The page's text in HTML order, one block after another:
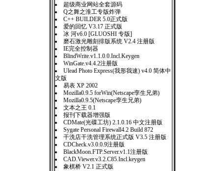
超级商业网站全套源码
Q之舞之淮工专版炸弹
C++ BUILDER 5.0正式版
爱的回忆 V3.17 正式版
冰 河v6.0 [GLUOSHI 专版]
磨石激光雕刻排版系统 V2.4 注册版
IE完全控制器
BlindWrite.v1.1.0.0.Incl.Keygen
WinGate.v4.4.2注册版
Ulead Photo Express(我形我速) v4.0 简体中
文版
易表 XP 2002
Mozilla0.9.5 forWin(Netscape孪生兄弟)
Mozilla0.9.5(Netscape孪生兄弟)
文本之王 0.1
报刊下载器增强版
CDMate(光碟工坊) 2.1.0.16 中文注册版
Sygate Personal Firewall4.2 Build 872
干洗店干洗管理系统正式版 V3.5 注册版
CDCheck.v3.0.0.9注册版
BlackMoon.FTP.Server.v1.1注册版
CAD.Viewer.v3.2.C85.Incl.keygen
象棋桥 V2.1 正式版